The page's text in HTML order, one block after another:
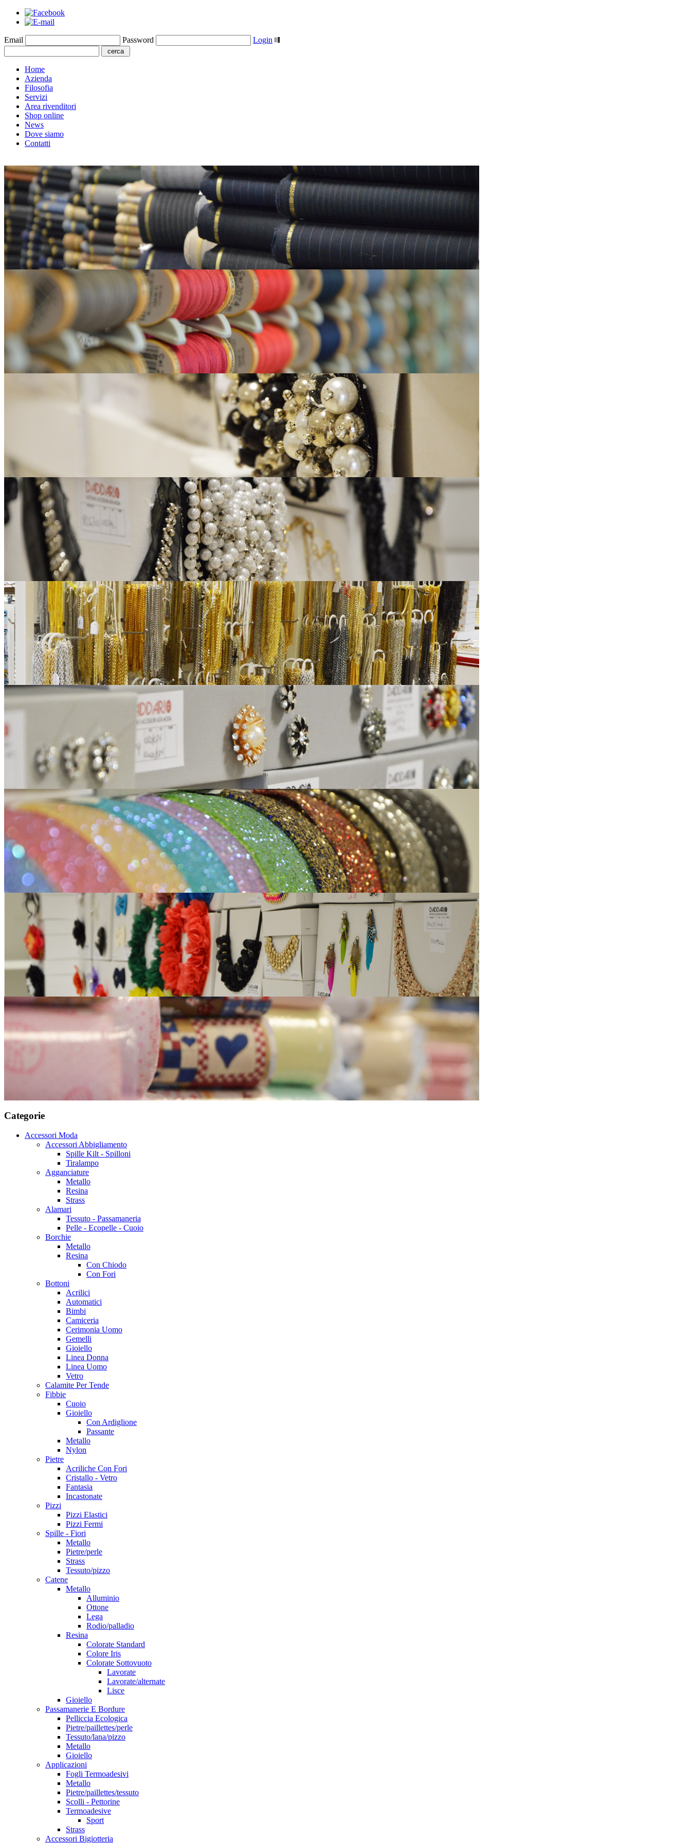
Email Password Login
Home
Azienda
Filosofia
Servizi
Area rivenditori
Shop online
News
Dove siamo
Contatti
Categorie
Accessori Moda
Accessori Abbigliamento
Spille Kilt - Spilloni
Tiralampo
Agganciature
Metallo
Resina
Strass
Alamari
Tessuto - Passamaneria
Pelle - Ecopelle - Cuoio
Borchie
Metallo
Resina
Con Chiodo
Con Fori
Bottoni
Acrilici
Automatici
Bimbi
Camiceria
Cerimonia Uomo
Gemelli
Gioiello
Linea Donna
Linea Uomo
Vetro
Calamite Per Tende
Fibbie
Cuoio
Gioiello
Con Ardiglione
Passante
Metallo
Nylon
Pietre
Acriliche Con Fori
Cristallo - Vetro
Fantasia
Incastonate
Pizzi
Pizzi Elastici
Pizzi Fermi
Spille - Fiori
Metallo
Pietre/perle
Strass
Tessuto/pizzo
Catene
Metallo
Alluminio
Ottone
Lega
Rodio/palladio
Resina
Colorate Standard
Colore Iris
Colorate Sottovuoto
Lavorate
Lavorate/alternate
Lisce
Gioiello
Passamanerie E Bordure
Pelliccia Ecologica
Pietre/paillettes/perle
Tessuto/lana/pizzo
Metallo
Gioiello
Applicazioni
Fogli Termoadesivi
Metallo
Pietre/paillettes/tessuto
Scolli - Pettorine
Termoadesive
Sport
Strass
Accessori Bigiotteria